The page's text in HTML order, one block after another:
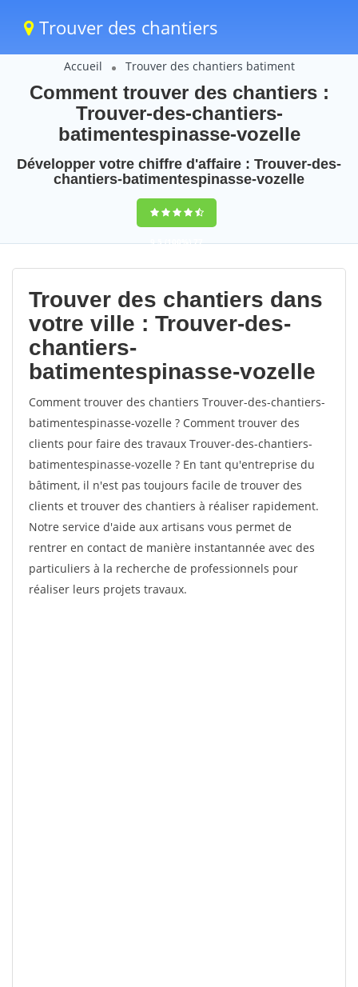
Trouver des chantiers
Accueil Trouver des chantiers batiment
Comment trouver des chantiers :
Trouver-des-chantiers-
batimentespinasse-vozelle
Développer votre chiffre d'affaire : Trouver-des-
chantiers-batimentespinasse-vozelle
9,5(100%)77
votes
Trouver des chantiers dans
votre ville : Trouver-des-
chantiers-
batimentespinasse-vozelle
Comment trouver des chantiers Trouver-des-chantiers-
batimentespinasse-vozelle ? Comment trouver des
clients pour faire des travaux Trouver-des-chantiers-
batimentespinasse-vozelle ? En tant qu'entreprise du
bâtiment, il n'est pas toujours facile de trouver des
clients et trouver des chantiers à réaliser rapidement.
Notre service d'aide aux artisans vous permet de
rentrer en contact de manière instantannée avec des
particuliers à la recherche de professionnels pour
réaliser leurs projets travaux.